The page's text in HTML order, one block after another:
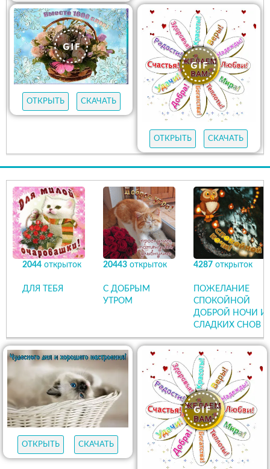
ОТКРЫТЬ СКАЧАТЬ
ОТКРЫТЬ СКАЧАТЬ
2044 открыток
ДЛЯ ТЕБЯ
20443 открыток
С ДОБРЫМ
УТРОМ
4287 открыток
ПОЖЕЛАНИЕ
СПОКОЙНОЙ
ДОБРОЙ НОЧИ И
СЛАДКИХ СНОВ
ОТКРЫТЬ СКАЧАТЬ